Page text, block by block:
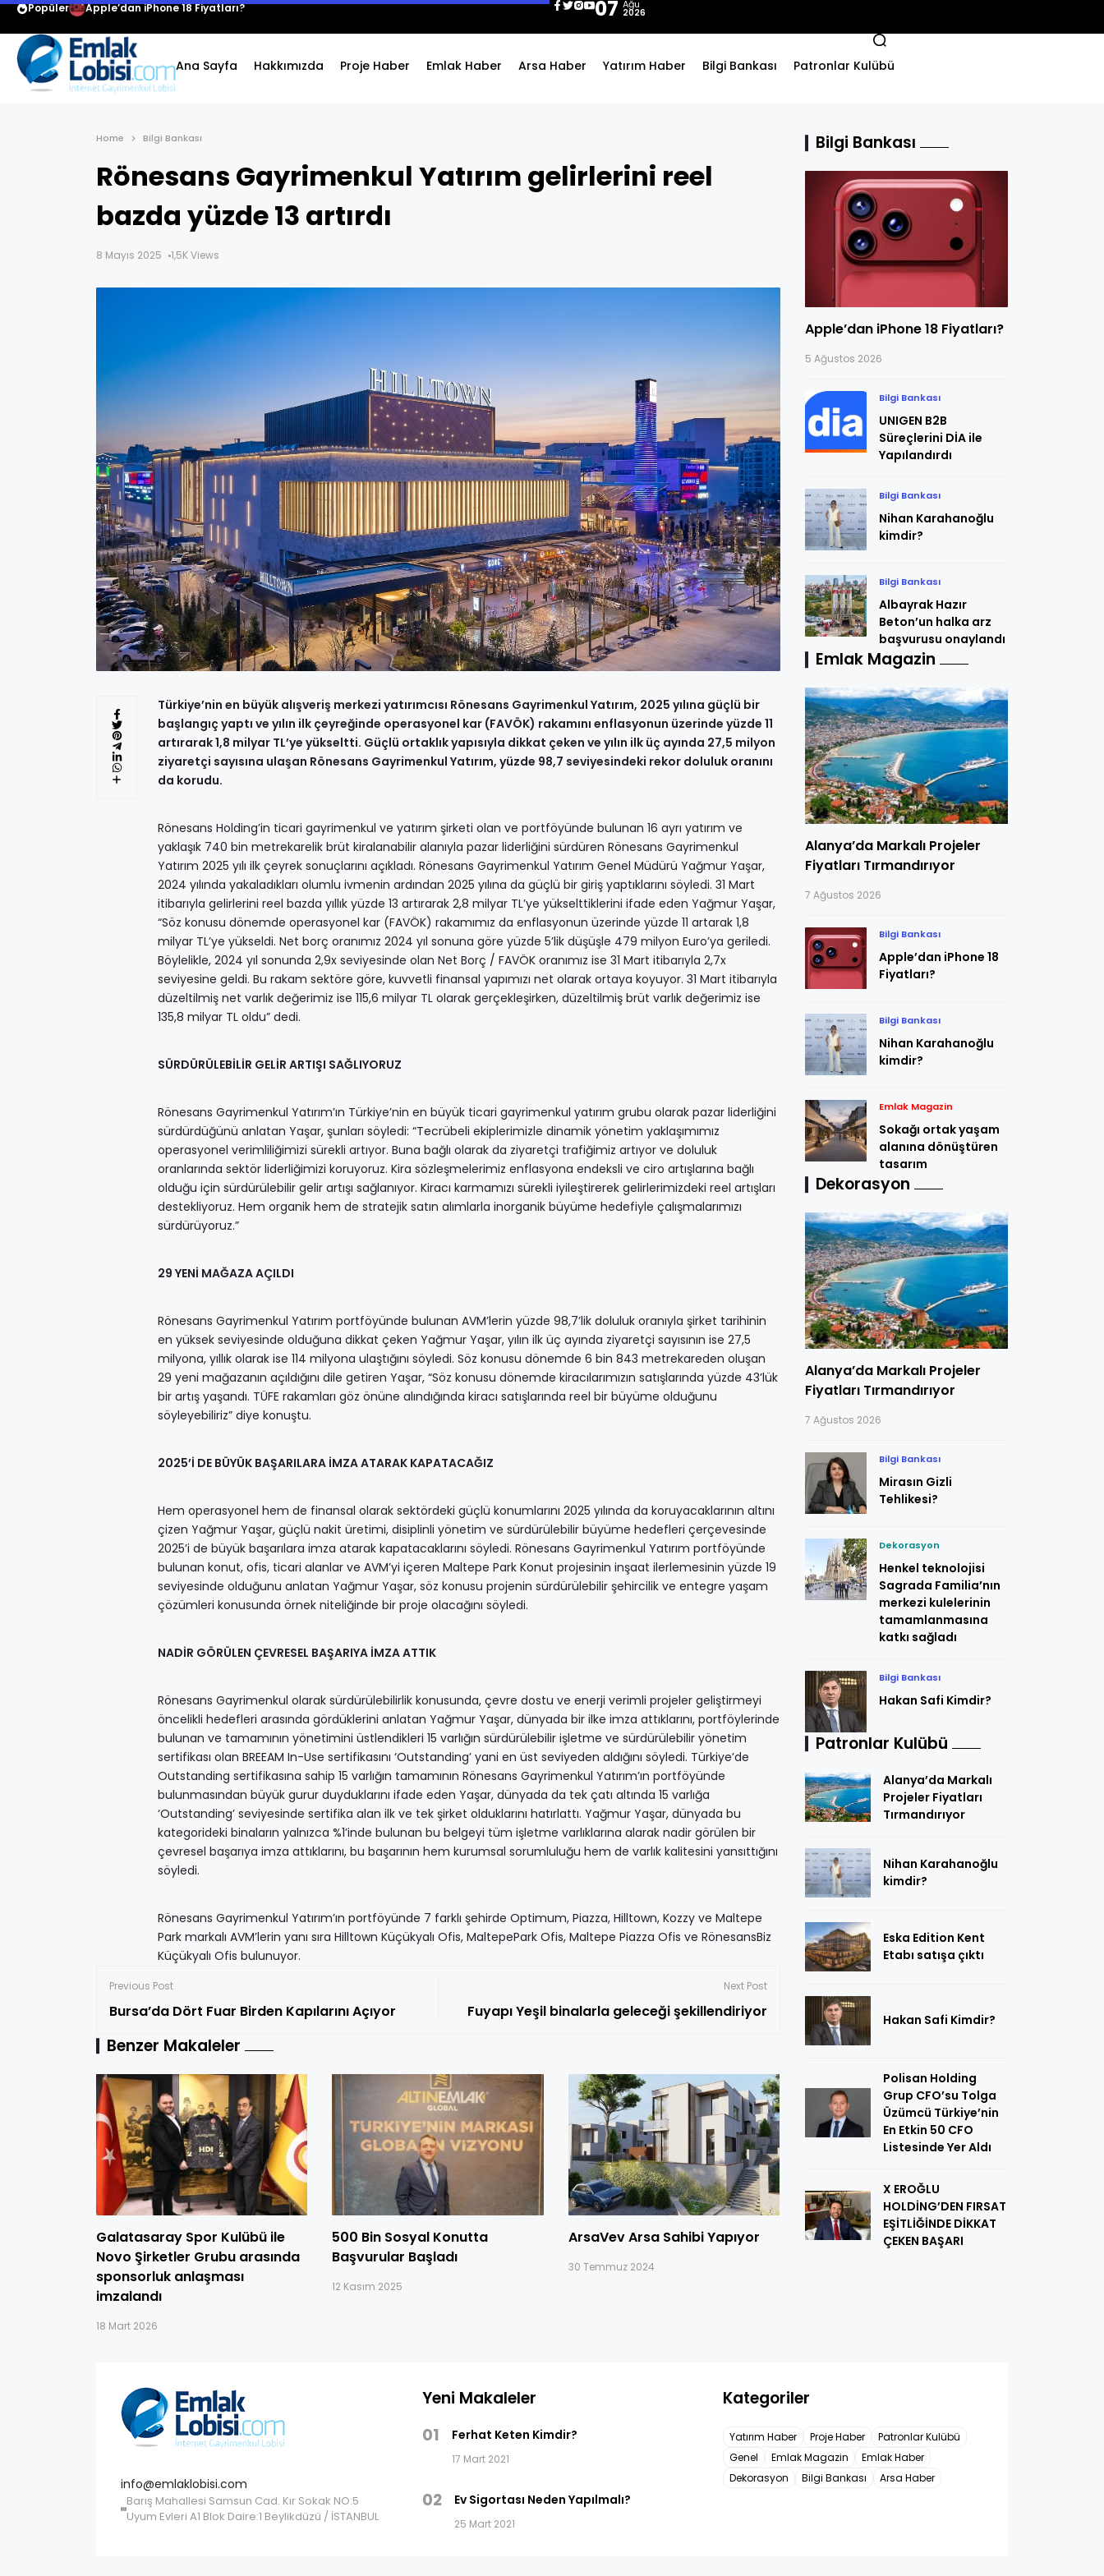
Popüler Apple’dan iPhone 18 Fiyatları? 07 Ağu
2026
Ana Sayfa Hakkımızda Proje Haber Emlak Haber Arsa Haber Yatırım Haber Bilgi Bankası Patronlar Kulübü
Home Bilgi Bankası
Rönesans Gayrimenkul Yatırım gelirlerini reel
bazda yüzde 13 artırdı
8 Mayıs 2025 1,5K Views
Türkiye’nin en büyük alışveriş merkezi yatırımcısı Rönesans Gayrimenkul Yatırım, 2025 yılına güçlü bir
başlangıç yaptı ve yılın ilk çeyreğinde operasyonel kar (FAVÖK) rakamını enflasyonun üzerinde yüzde 11
artırarak 1,8 milyar TL’ye yükseltti. Güçlü ortaklık yapısıyla dikkat çeken ve yılın ilk üç ayında 27,5 milyon
ziyaretçi sayısına ulaşan Rönesans Gayrimenkul Yatırım, yüzde 98,7 seviyesindeki rekor doluluk oranını
da korudu.
Rönesans Holding’in ticari gayrimenkul ve yatırım şirketi olan ve portföyünde bulunan 16 ayrı yatırım ve
yaklaşık 740 bin metrekarelik brüt kiralanabilir alanıyla pazar liderliğini sürdüren Rönesans Gayrimenkul
Yatırım 2025 yılı ilk çeyrek sonuçlarını açıkladı. Rönesans Gayrimenkul Yatırım Genel Müdürü Yağmur Yaşar,
2024 yılında yakaladıkları olumlu ivmenin ardından 2025 yılına da güçlü bir giriş yaptıklarını söyledi. 31 Mart
itibarıyla gelirlerini reel bazda yıllık yüzde 13 artırarak 2,8 milyar TL’ye yükselttiklerini ifade eden Yağmur Yaşar,
“Söz konusu dönemde operasyonel kar (FAVÖK) rakamımız da enflasyonun üzerinde yüzde 11 artarak 1,8
milyar TL’ye yükseldi. Net borç oranımız 2024 yıl sonuna göre yüzde 5’lik düşüşle 479 milyon Euro’ya geriledi.
Böylelikle, 2024 yıl sonunda 2,9x seviyesinde olan Net Borç / FAVÖK oranımız ise 31 Mart itibarıyla 2,7x
seviyesine geldi. Bu rakam sektöre göre, kuvvetli finansal yapımızı net olarak ortaya koyuyor. 31 Mart itibarıyla
düzeltilmiş net varlık değerimiz ise 115,6 milyar TL olarak gerçekleşirken, düzeltilmiş brüt varlık değerimiz ise
135,8 milyar TL oldu” dedi.
SÜRDÜRÜLEBİLİR GELİR ARTIŞI SAĞLIYORUZ
Rönesans Gayrimenkul Yatırım’ın Türkiye’nin en büyük ticari gayrimenkul yatırım grubu olarak pazar liderliğini
sürdürdüğünü anlatan Yaşar, şunları söyledi: “Tecrübeli ekiplerimizle dinamik yönetim yaklaşımımız
operasyonel verimliliğimizi sürekli artıyor. Buna bağlı olarak da ziyaretçi trafiğimiz artıyor ve doluluk
oranlarında sektör liderliğimizi koruyoruz. Kira sözleşmelerimiz enflasyona endeksli ve ciro artışlarına bağlı
olduğu için sürdürülebilir gelir artışı sağlanıyor. Kiracı karmamızı sürekli iyileştirerek gelirlerimizdeki reel artışları
destekliyoruz. Hem organik hem de stratejik satın alımlarla inorganik büyüme hedefiyle çalışmalarımızı
sürdürüyoruz.”
29 YENİ MAĞAZA AÇILDI
Rönesans Gayrimenkul Yatırım portföyünde bulunan AVM’lerin yüzde 98,7’lik doluluk oranıyla şirket tarihinin
en yüksek seviyesinde olduğuna dikkat çeken Yağmur Yaşar, yılın ilk üç ayında ziyaretçi sayısının ise 27,5
milyona, yıllık olarak ise 114 milyona ulaştığını söyledi. Söz konusu dönemde 6 bin 843 metrekareden oluşan
29 yeni mağazanın açıldığını dile getiren Yaşar, “Söz konusu dönemde kiracılarımızın satışlarında yüzde 43’lük
bir artış yaşandı. TÜFE rakamları göz önüne alındığında kiracı satışlarında reel bir büyüme olduğunu
söyleyebiliriz” diye konuştu.
2025’İ DE BÜYÜK BAŞARILARA İMZA ATARAK KAPATACAĞIZ
Hem operasyonel hem de finansal olarak sektördeki güçlü konumlarını 2025 yılında da koruyacaklarının altını
çizen Yağmur Yaşar, güçlü nakit üretimi, disiplinli yönetim ve sürdürülebilir büyüme hedefleri çerçevesinde
2025’i de büyük başarılara imza atarak kapatacaklarını söyledi. Rönesans Gayrimenkul Yatırım portföyünde
bulunan konut, ofis, ticari alanlar ve AVM’yi içeren Maltepe Park Konut projesinin inşaat ilerlemesinin yüzde 19
seviyesinde olduğunu anlatan Yağmur Yaşar, söz konusu projenin sürdürülebilir şehircilik ve entegre yaşam
çözümleri konusunda örnek niteliğinde bir proje olacağını söyledi.
NADİR GÖRÜLEN ÇEVRESEL BAŞARIYA İMZA ATTIK
Rönesans Gayrimenkul olarak sürdürülebilirlik konusunda, çevre dostu ve enerji verimli projeler geliştirmeyi
öncelikli hedefleri arasında gördüklerini anlatan Yağmur Yaşar, dünyada bir ilke imza attıklarını, portföylerinde
bulunan ve tamamının yönetimini üstlendikleri 15 varlığın sürdürülebilir işletme ve sürdürülebilir yönetim
sertifikası olan BREEAM In-Use sertifikasını ‘Outstanding’ yani en üst seviyeden aldığını söyledi. Türkiye’de
Outstanding sertifikasına sahip 15 varlığın tamamının Rönesans Gayrimenkul Yatırım’ın portföyünde
bulunmasından büyük gurur duyduklarını ifade eden Yaşar, dünyada da tek çatı altında 15 varlığa
‘Outstanding’ seviyesinde sertifika alan ilk ve tek şirket olduklarını hatırlattı. Yağmur Yaşar, dünyada bu
kategorideki binaların yalnızca %1’inde bulunan bu belgeyi tüm işletme varlıklarına alarak nadir görülen bir
çevresel başarıya imza attıklarını, bu başarının hem kurumsal sorumluluğu hem de varlık kalitesini yansıttığını
söyledi.
Rönesans Gayrimenkul Yatırım’ın portföyünde 7 farklı şehirde Optimum, Piazza, Hilltown, Kozzy ve Maltepe
Park markalı AVM’lerin yanı sıra Hilltown Küçükyalı Ofis, MaltepePark Ofis, Maltepe Piazza Ofis ve RönesansBiz
Küçükyalı Ofis bulunuyor.
Previous Post
Bursa’da Dört Fuar Birden Kapılarını Açıyor
Next Post
Fuyapı Yeşil binalarla geleceği şekillendiriyor
Benzer Makaleler
Galatasaray Spor Kulübü ile
Novo Şirketler Grubu arasında
sponsorluk anlaşması
imzalandı
18 Mart 2026
500 Bin Sosyal Konutta
Başvurular Başladı
12 Kasım 2025
ArsaVev Arsa Sahibi Yapıyor
30 Temmuz 2024
Bilgi Bankası
Apple’dan iPhone 18 Fiyatları?
5 Ağustos 2026
Bilgi Bankası
UNIGEN B2B
Süreçlerini DİA ile
Yapılandırdı
Bilgi Bankası
Nihan Karahanoğlu
kimdir?
Bilgi Bankası
Albayrak Hazır
Beton’un halka arz
başvurusu onaylandı
Emlak Magazin
Alanya’da Markalı Projeler
Fiyatları Tırmandırıyor
7 Ağustos 2026
Bilgi Bankası
Apple’dan iPhone 18
Fiyatları?
Bilgi Bankası
Nihan Karahanoğlu
kimdir?
Emlak Magazin
Sokağı ortak yaşam
alanına dönüştüren
tasarım
Dekorasyon
Alanya’da Markalı Projeler
Fiyatları Tırmandırıyor
7 Ağustos 2026
Bilgi Bankası
Mirasın Gizli
Tehlikesi?
Dekorasyon
Henkel teknolojisi
Sagrada Familia’nın
merkezi kulelerinin
tamamlanmasına
katkı sağladı
Bilgi Bankası
Hakan Safi Kimdir?
Patronlar Kulübü
Alanya’da Markalı
Projeler Fiyatları
Tırmandırıyor
Nihan Karahanoğlu
kimdir?
Eska Edition Kent
Etabı satışa çıktı
Hakan Safi Kimdir?
Polisan Holding
Grup CFO’su Tolga
Üzümcü Türkiye’nin
En Etkin 50 CFO
Listesinde Yer Aldı
X EROĞLU
HOLDİNG’DEN FIRSAT
EŞİTLİĞİNDE DİKKAT
ÇEKEN BAŞARI
info@emlaklobisi.com
Barış Mahallesi Samsun Cad. Kır Sokak NO:5
Uyum Evleri A1 Blok Daire:1 Beylikdüzü / İSTANBUL
Yeni Makaleler
01
Ferhat Keten Kimdir?
17 Mart 2021
02 Ev Sigortası Neden Yapılmalı?
25 Mart 2021
Kategoriler
Yatırım Haber Proje Haber
Patronlar Kulübü
Genel
Emlak Magazin
Emlak Haber
Dekorasyon
Bilgi Bankası Arsa Haber